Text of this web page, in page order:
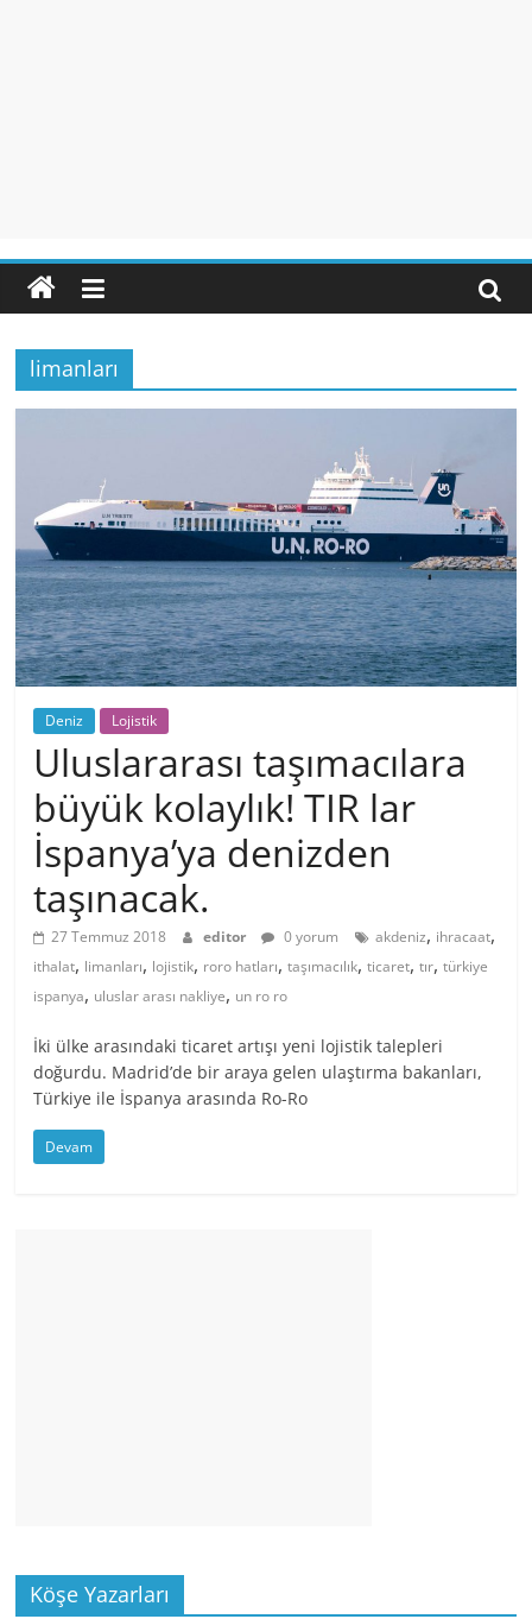
limanları
Deniz Lojistik
Uluslararası taşımacılara
büyük kolaylık! TIR lar
İspanya’ya denizden
taşınacak.
27 Temmuz 2018 editor 0 yorum akdeniz, ihracaat,
ithalat, limanları, lojistik, roro hatları,taşımacılık,ticaret,tır,türkiye
ispanya, uluslar arası nakliye, un ro ro
İki ülke arasındaki ticaret artışı yeni lojistik talepleri
doğurdu. Madrid’de bir araya gelen ulaştırma bakanları,
Türkiye ile İspanya arasında Ro-Ro
Devam
Köşe Yazarları